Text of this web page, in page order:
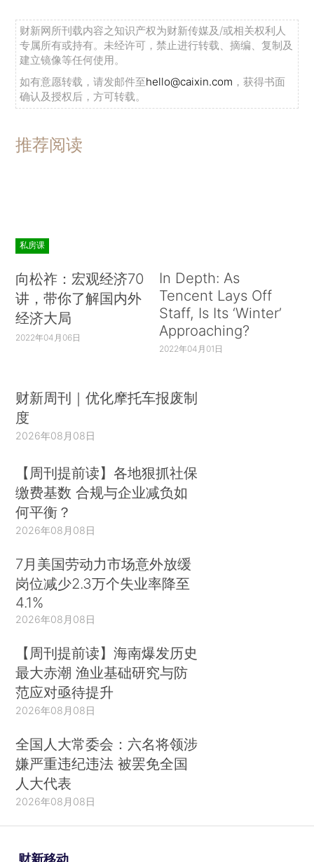
财新网所刊载内容之知识产权为财新传媒及/或相关权利人
专属所有或持有。未经许可，禁止进行转载、摘编、复制及
建立镜像等任何使用。
如有意愿转载，请发邮件至hello@caixin.com ，获得书面
确认及授权后，方可转载。
推荐阅读
私房课
向松祚：宏观经济70
讲，带你了解国内外
经济大局
2022年04月06日
In Depth: As
Tencent Lays Off
Staff, Is Its ‘Winter’
Approaching?
2022年04月01日
财新周刊｜优化摩托车报废制
度
2026年08月08日
【周刊提前读】各地狠抓社保
缴费基数 合规与企业减负如
何平衡？
2026年08月08日
7月美国劳动力市场意外放缓
岗位减少2.3万个失业率降至
4.1%
2026年08月08日
【周刊提前读】海南爆发历史
最大赤潮 渔业基础研究与防
范应对亟待提升
2026年08月08日
全国人大常委会：六名将领涉
嫌严重违纪违法 被罢免全国
人大代表
2026年08月08日
财新移动